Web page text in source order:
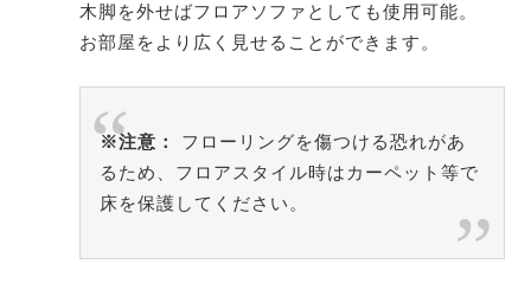
木脚を外せばフロアソファとしても使用可能。
お部屋をより広く見せることができます。
※注意：
フローリングを傷つける恐れがあ
るため、フロアスタイル時はカーペット等で
床を保護してください。